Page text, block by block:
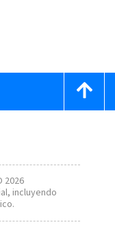
2026
incluyendo